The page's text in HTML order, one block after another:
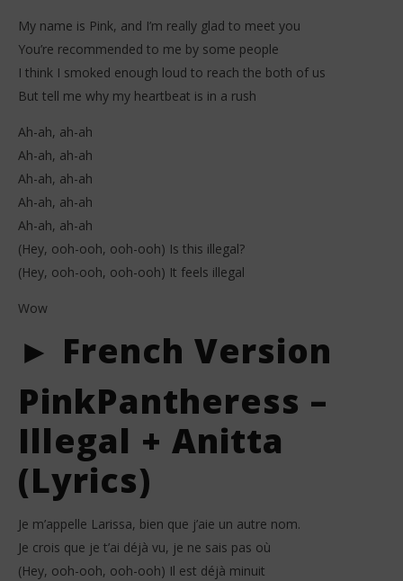
My name is Pink, and I’m really glad to meet you
You’re recommended to me by some people
I think I smoked enough loud to reach the both of us
But tell me why my heartbeat is in a rush
Ah-ah, ah-ah
Ah-ah, ah-ah
Ah-ah, ah-ah
Ah-ah, ah-ah
Ah-ah, ah-ah
(Hey, ooh-ooh, ooh-ooh) Is this illegal?
(Hey, ooh-ooh, ooh-ooh) It feels illegal
Wow
► French Version
PinkPantheress –
Illegal + Anitta
(Lyrics)
Je m’appelle Larissa, bien que j’aie un autre nom.
Je crois que je t’ai déjà vu, je ne sais pas où
(Hey, ooh-ooh, ooh-ooh) Il est déjà minuit